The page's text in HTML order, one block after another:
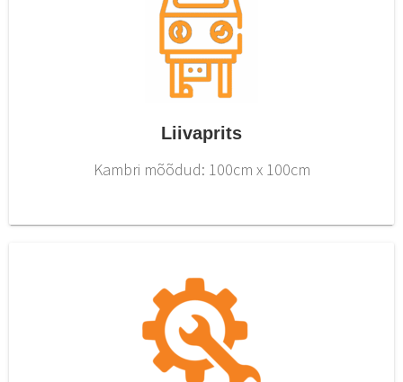
Liivaprits
Kambri mõõdud: 100cm x 100cm